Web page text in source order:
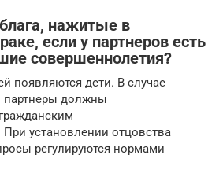
нажитые в
если у партнеров есть
совершеннолетия?
появляются дети. В случае
партнеры должны
При установлении отцовства
регулируются нормами